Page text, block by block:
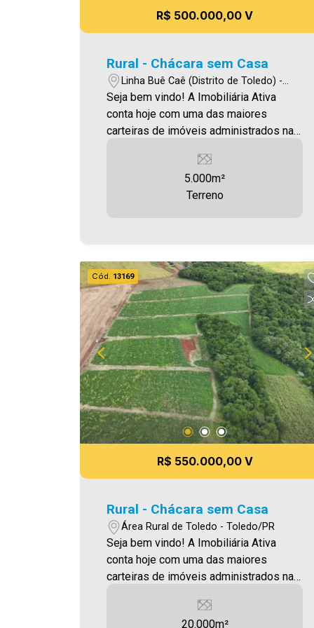
R$ 500.000,00 V
Rural - Chácara sem Casa
Linha Buê Caê (Distrito de Toledo) -
Toledo/Pr
Seja bem vindo! A Imobiliária Ativa
conta hoje com uma das maiores
carteiras de imóveis administrados na
venda. Confira mais uma de nossas
Bue Caé, com 5000,00m² Aproveite
5.000m²
Terreno
Cód. 13169
R$ 550.000,00 V
Rural - Chácara sem Casa
Área Rural de Toledo - Toledo/PR
Seja bem vindo! A Imobiliária Ativa
conta hoje com uma das maiores
carteiras de imóveis administrados na
venda. Confira mais uma de nossas
20.000m²